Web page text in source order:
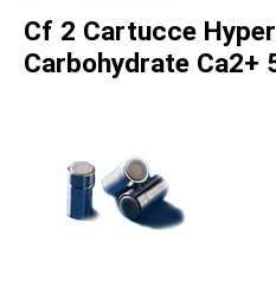
Cf 2 Cartucce
Carbohydrate Ca2+